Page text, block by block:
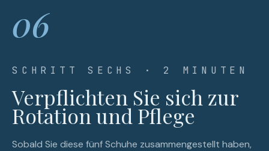
06
SCHRITT SECHS · 2 MINUTEN
Verpflichten Sie sich zur
Rotation und Pflege
Sobald Sie diese fünf Schuhe zusammengestellt haben,